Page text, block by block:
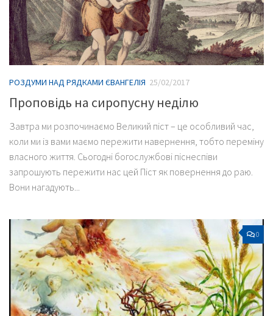
РОЗДУМИ НАД РЯДКАМИ ЄВАНГЕЛІЯ 25/02/2017
Проповідь на сиропусну неділю
Завтра ми розпочинаємо Великий піст – це особливий час,
коли ми із вами маємо пережити навернення, тобто переміну
власного життя. Сьогодні богослужбові піснеспіви
запрошують пережити нас цей Піст як повернення до раю.
Вони нагадують...
0